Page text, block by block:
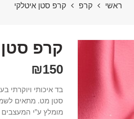
ראשי קרפ קרפ סטן איטלקי
קרפ
₪150
בד איכותי ויוקרתי
סטן מט. מתאים
מומלץ ע”י